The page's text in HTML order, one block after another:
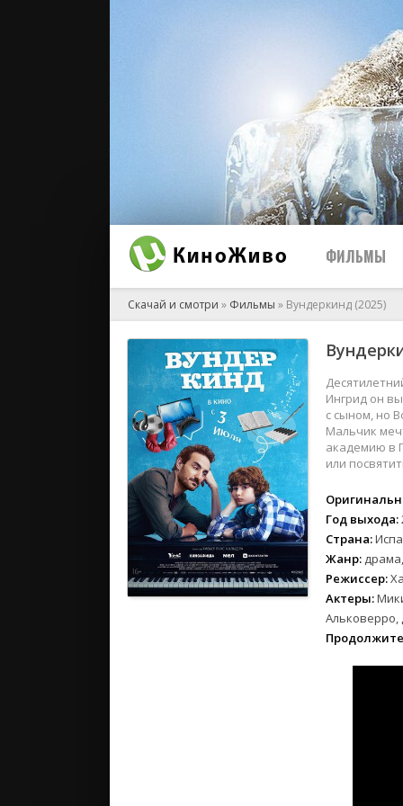
ФИЛЬМЫ
2026
2025
2024
2023
2022
2020
СССР
Скачай и смотри » Фильмы » Вундеркинд (2025)
Ингрид он
с сыном, но
Мальчик
академию в
или
Год выхода:
Страна:
Жанр:
Режиссер:
Актеры:
Альковерро,